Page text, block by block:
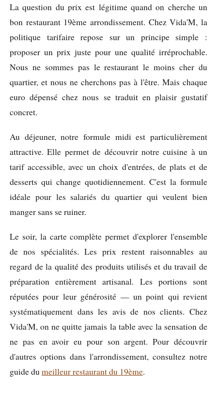
La question du prix est légitime quand on cherche un
bon restaurant 19ème arrondissement. Chez Vida'M, la
politique tarifaire repose sur un principe simple :
proposer un prix juste pour une qualité irréprochable.
Nous ne sommes pas le restaurant le moins cher du
quartier, et nous ne cherchons pas à l'être. Mais chaque
euro dépensé chez nous se traduit en plaisir gustatif
concret.
Au déjeuner, notre formule midi est particulièrement
attractive. Elle permet de découvrir notre cuisine à un
tarif accessible, avec un choix d'entrées, de plats et de
desserts qui change quotidiennement. C'est la formule
idéale pour les salariés du quartier qui veulent bien
manger sans se ruiner.
Le soir, la carte complète permet d'explorer l'ensemble
de nos spécialités. Les prix restent raisonnables au
regard de la qualité des produits utilisés et du travail de
préparation entièrement artisanal. Les portions sont
réputées pour leur générosité — un point qui revient
systématiquement dans les avis de nos clients. Chez
Vida'M, on ne quitte jamais la table avec la sensation de
ne pas en avoir eu pour son argent. Pour découvrir
d'autres options dans l'arrondissement, consultez notre
guide du meilleur restaurant du 19ème.